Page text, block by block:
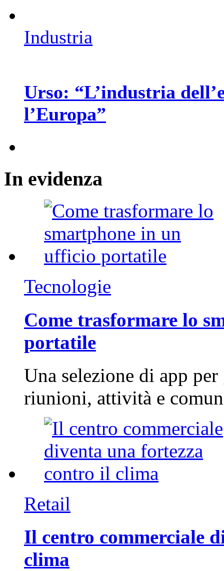
Industria
Urso: “L’industria
l’Europa”
In evidenza
Tecnologie
Come trasformare lo
portatile
Una selezione di app
riunioni, attività e
Retail
Il centro commerciale
clima